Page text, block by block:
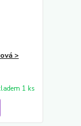
>
1 ks